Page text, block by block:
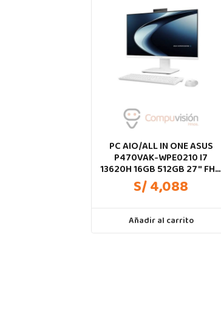
PC AIO/ALL IN ONE ASUS
P470VAK-WPE0210 I7
13620H 16GB 512GB 27″ FHD
100HZ WHITE WIFI BT HDMI
S/ 4,088
Añadir al carrito